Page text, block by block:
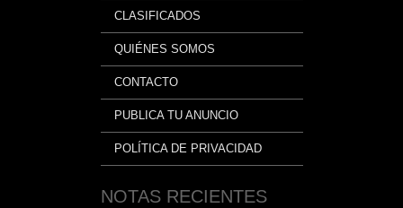
CLASIFICADOS
QUIÉNES SOMOS
CONTACTO
PUBLICA TU ANUNCIO
POLÍTICA DE PRIVACIDAD
NOTAS RECIENTES